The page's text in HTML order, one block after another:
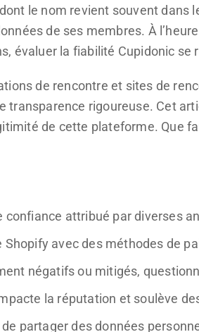
le nom revient souvent
de ses membres. À
évaluer la fiabilité Cupidonic
de rencontre et sites de
transparence rigoureuse. Cet
de cette plateforme. Que
attribué par diverses
avec des méthodes de
négatifs ou mitigés,
la réputation et soulève
partager des données